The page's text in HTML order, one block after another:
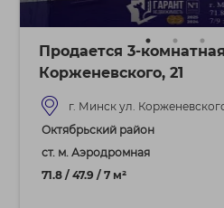
Продается 3-
Корженевского, 21
г. Минск ул.
Октябрьский район
ст. м. Аэродромная
71.8 / 47.9 / 7 м²